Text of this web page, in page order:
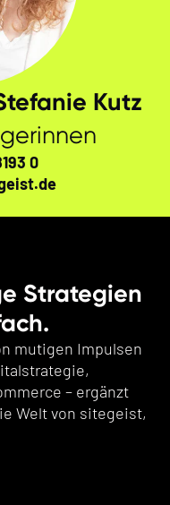
Kutz
0
Strategien
mutigen Impulsen
– ergänzt
Welt von sitegeist,